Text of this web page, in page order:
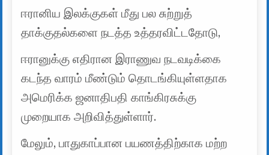
ஈரானிய இலக்குகள் மீது பல சுற்றுத்
தாக்குதல்களை நடத்த உத்தரவிட்டதோடு,
ஈரானுக்கு எதிரான இராணுவ நடவடிக்கை
கடந்த வாரம் மீண்டும் தொடங்கியுள்ளதாக
அமெரிக்க ஜனாதிபதி காங்கிரசுக்கு
முறையாக அறிவித்துள்ளார்.
மேலும், பாதுகாப்பான பயணத்திற்காக மற்ற